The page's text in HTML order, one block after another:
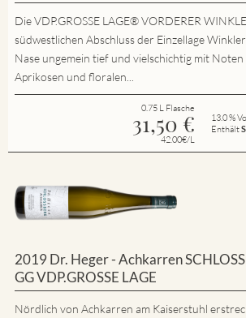
Die VDP.GROSSE LAGE® VORDERER
südwestlichen Abschluss der Einzellage
Nase ungemein tief und vielschichtig mit
Aprikosen und floralen...
0.75 L Flasche
31,50 €
42.00€/L
13.0 %
Enthält
2019 Dr. Heger - Achkarren
GG VDP.GROSSE LAGE
Nördlich von Achkarren am Kaiserstuhl